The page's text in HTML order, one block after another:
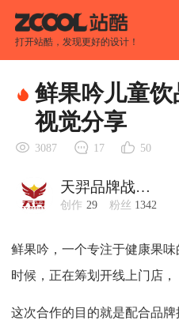
打开站酷，发现更好的设计！
鲜果吟儿童
视觉分享
3087 17 50
天羿品牌战略视觉
创作 29 粉丝 1342
鲜果吟，一个专注于健康果
时候，正在筹划开线上门店，
这次合作的目的就是配合品